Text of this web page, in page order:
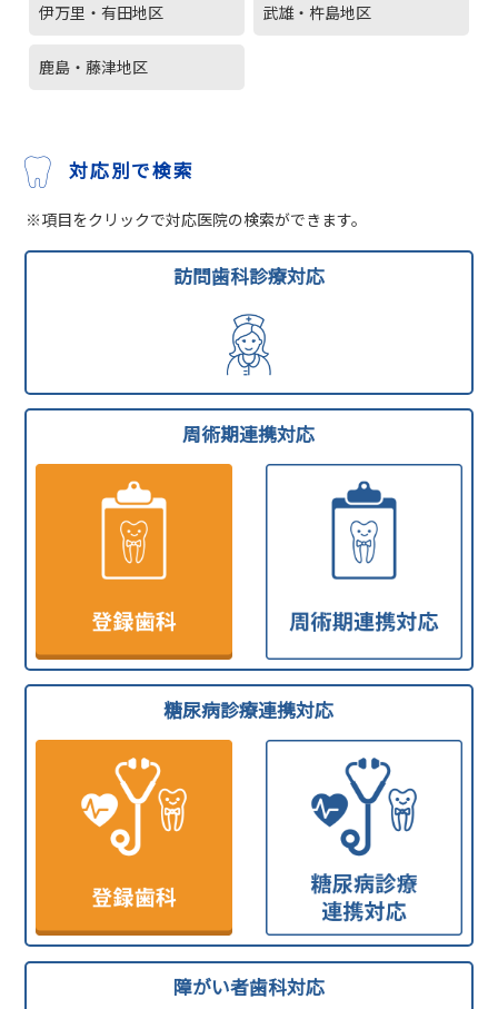
伊万里・有田地区 武雄・杵島地区
鹿島・藤津地区
対応別で検索
※項目をクリックで対応医院の検索ができます。
訪問歯科診療対応
周術期連携対応
糖尿病診療連携対応
障がい者歯科対応